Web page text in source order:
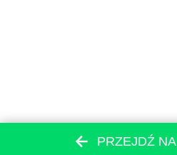
PRZEJDŹ NA